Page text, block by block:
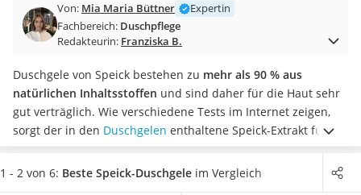
Masturbator
Massagepistole
Reisehaartrockner
Eiweißpulver
Magnesiumpräparat
Katzenklappe
Nackenmassagegerät
Zeckenschutz Katze
leichter Haartrockner
Von: Mia Maria Büttner
Expertin
Fachbereich: Duschpflege
Redakteurin: Franziska B.
Duschgele von Speick bestehen zu mehr als 90 % aus
natürlichen Inhaltsstoffen und sind daher für die Haut sehr
gut verträglich. Wie verschiedene Tests im Internet zeigen,
sorgt der in den Duschgelen enthaltene Speick-Extrakt für
einen besonders charakteristischen herb-würzigen Duft. Bei
den meisten Speick-Duschgelen handelt es sich um 2-in-1-
1 - 2 von 6: Beste Speick-Duschgele im Vergleich